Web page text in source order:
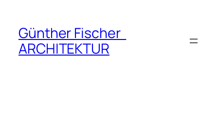
springen
Günther Fischer
ARCHITEKTUR